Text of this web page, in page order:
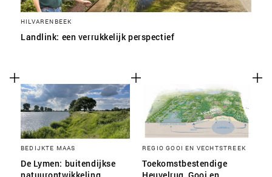
HILVARENBEEK
Landlink: een verrukkelijk perspectief
BEDIJKTE MAAS
De Lymen: buitendijkse
REGIO GOOI EN VECHTSTREEK
Toekomstbestendige